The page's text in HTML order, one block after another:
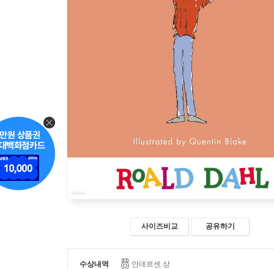
사이즈비교 공유하기
수상내역 안데르센 상